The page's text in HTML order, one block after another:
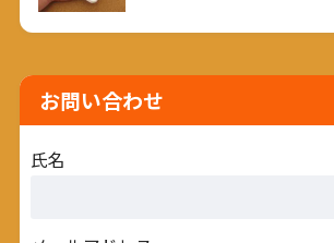
お問い合わせ
氏名